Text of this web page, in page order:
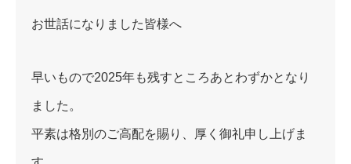
お世話になりました皆様へ
早いもので2025年も残すところあとわずかとなり
ました。
平素は格別のご高配を賜り、厚く御礼申し上げま